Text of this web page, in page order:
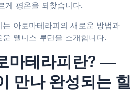
게 평온을 되찾습니다.
아로마테라피의 새로운 방법과
웰니스 루틴을 소개합니다.
마테라피란? ―
만나 완성되는 힐